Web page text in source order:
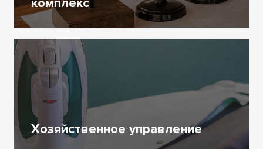
комплекс
Хозяйственное управление